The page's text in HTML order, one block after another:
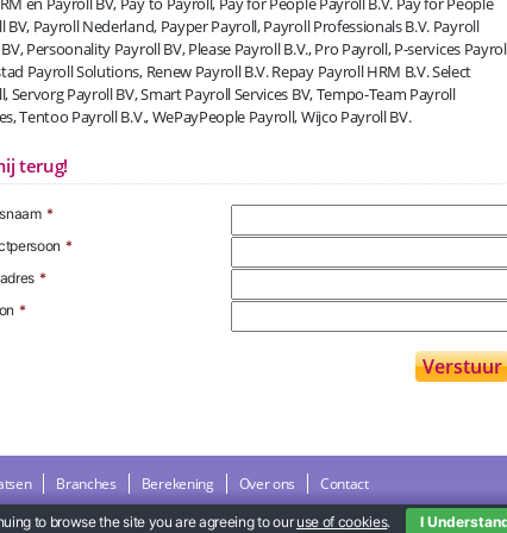
BV, Payroll Nederland, Payper Payroll, Payroll Professionals B.V. Payroll
Persoonality Payroll BV, Please Payroll B.V., Pro Payroll, P-services
Payroll Solutions, Renew Payroll B.V. Repay Payroll HRM B.V. Select
Servorg Payroll BV, Smart Payroll Services BV, Tempo-Team Payroll
Tentoo Payroll B.V., WePayPeople Payroll, Wijco Payroll BV.
terug!
*
*
*
*
Branches Berekening Over ons Contact
to browse the site you are agreeing to ouruse of cookies. I